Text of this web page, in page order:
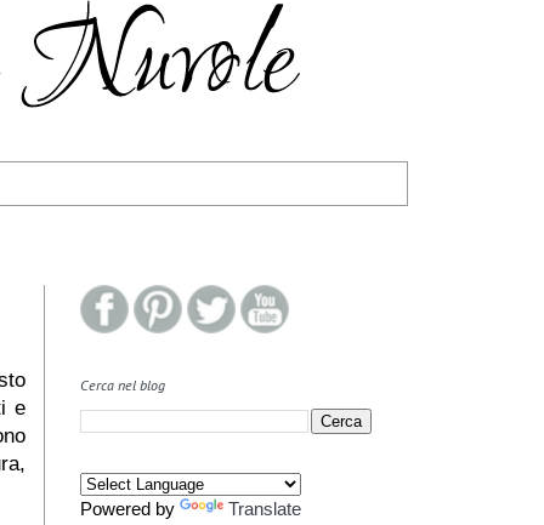
e
Cerca nel blog
Powered by Translate